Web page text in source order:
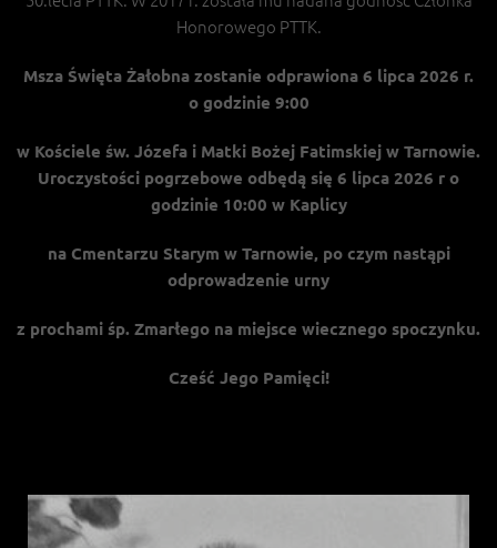
Honorowego PTTK.
Msza Święta Żałobna zostanie odprawiona 6 lipca 2026 r.
o godzinie 9:00
w Kościele św. Józefa i Matki Bożej Fatimskiej w Tarnowie.
Uroczystości pogrzebowe odbędą się 6 lipca 2026 r o
godzinie 10:00 w Kaplicy
na Cmentarzu Starym w Tarnowie, po czym nastąpi
odprowadzenie urny
z prochami śp. Zmarłego na miejsce wiecznego spoczynku.
Cześć Jego Pamięci!